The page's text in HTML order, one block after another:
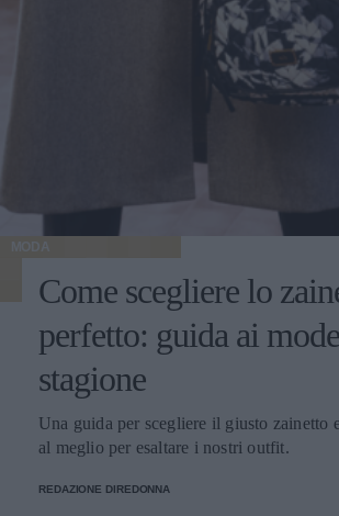
MODA
Come scegliere lo
perfetto: guida ai
stagione
Una guida per scegliere il giusto zainetto
al meglio per esaltare i nostri outfit.
REDAZIONE DIREDONNA